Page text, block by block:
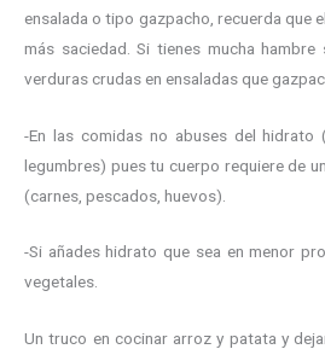
ensalada o tipo gazpacho, recuerda que
más saciedad. Si tienes mucha
verduras crudas en ensaladas que
-En las comidas no abuses del hidrato
legumbres) pues tu cuerpo requiere de
(carnes, pescados, huevos).
-Si añades hidrato que sea en menor
vegetales.
Un truco en cocinar arroz y patata y